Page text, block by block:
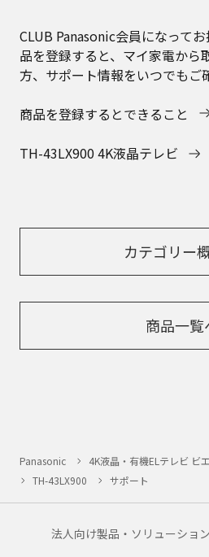
CLUB Panasonic会員になって
品を登録すると、マイ家電から
方、サポート情報をいつでもご
商品を登録するとできること
TH-43LX900 4K液晶テレビ
カテゴリー
商品一覧
Panasonic 4K液晶・有機ELテレビ ビ
TH-43LX900
サポート
法人向け製品・ソリューション